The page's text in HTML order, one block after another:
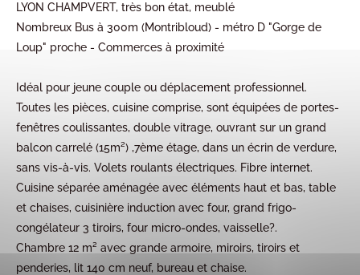
LYON CHAMPVERT, très bon état, meublé
Nombreux Bus à 300m (Montribloud) - métro D "Gorge de
Loup" proche - Commerces à proximité
Idéal pour jeune couple ou déplacement professionnel.
Toutes les pièces, cuisine comprise, sont équipées de portes-
fenêtres coulissantes, double vitrage, ouvrant sur un grand
balcon carrelé (15m²) ,7ème étage, dans un écrin de verdure,
sans vis-à-vis. Volets roulants électriques. Fibre internet.
Cuisine séparée aménagée avec éléments haut et bas, table
et chaises, cuisinière induction avec four, grand frigo-
congélateur 3 tiroirs, four micro-ondes, vaisselle?.
Chambre 12 m² avec grande armoire, miroirs, tiroirs et
penderies, lit 140 cm neuf, bureau et chaise.